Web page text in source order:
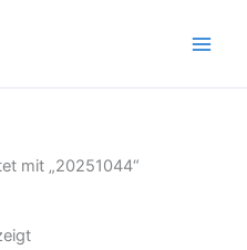
mit „20251044“